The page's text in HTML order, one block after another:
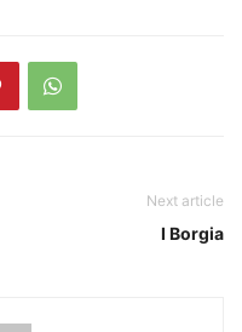
Next article
I Borgia